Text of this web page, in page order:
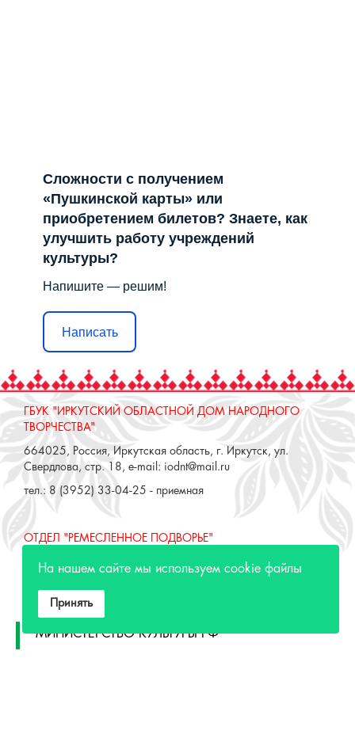
Сложности с получением
«Пушкинской карты» или
приобретением билетов? Знаете, как
улучшить работу учреждений
культуры?
Напишите — решим!
Написать
ГБУК "ИРКУТСКИЙ ОБЛАСТНОЙ ДОМ НАРОДНОГО
ТВОРЧЕСТВА"
664025, Россия, Иркутская область, г. Иркутск, ул.
Свердлова, стр. 18, e-mail: iodnt@mail.ru
тел.: 8 (3952) 33-04-25 - приемная
ОТДЕЛ "РЕМЕСЛЕННОЕ ПОДВОРЬЕ"
664025, Россия, Иркутская область, г. Иркутск, ул. 3 июля,
тел.: 8 (3952) 48-71-30
МИНИСТЕРСТВО КУЛЬТУРЫ РФ
На нашем сайте мы используем cookie файлы
Принять